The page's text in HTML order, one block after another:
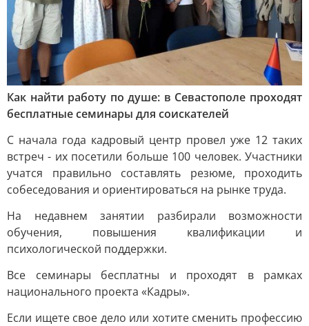
Как найти работу по душе: в Севастополе проходят
бесплатные семинары для соискателей
С начала года кадровый центр провел уже 12 таких
встреч - их посетили больше 100 человек. Участники
учатся правильно составлять резюме, проходить
собеседования и ориентироваться на рынке труда.
На недавнем занятии разбирали возможности
обучения, повышения квалификации и
психологической поддержки.
Все семинары бесплатны и проходят в рамках
национального проекта «Кадры».
Если ищете свое дело или хотите сменить профессию